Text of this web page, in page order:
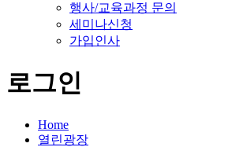
행사/교육과정 문의
세미나신청
가입인사
로그인
Home
열린광장